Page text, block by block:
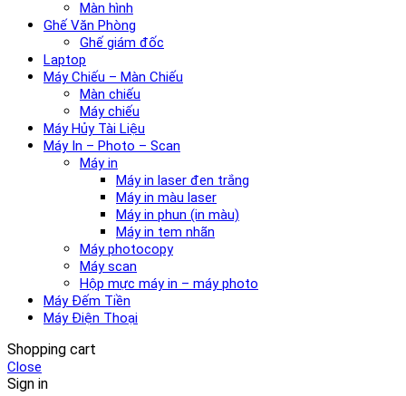
Màn hình
Ghế Văn Phòng
Ghế giám đốc
Laptop
Máy Chiếu – Màn Chiếu
Màn chiếu
Máy chiếu
Máy Hủy Tài Liệu
Máy In – Photo – Scan
Máy in
Máy in laser đen trắng
Máy in màu laser
Máy in phun (in màu)
Máy in tem nhãn
Máy photocopy
Máy scan
Hộp mực máy in – máy photo
Máy Đếm Tiền
Máy Điện Thoại
Shopping cart
Close
Sign in